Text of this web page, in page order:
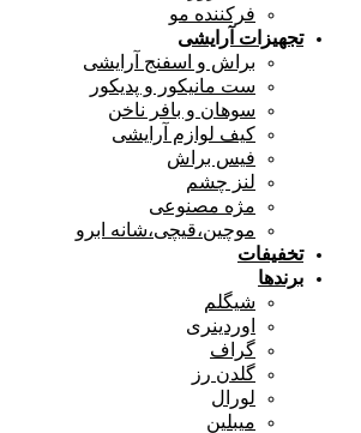
فرکننده مو
تجهیزات آرایشی
براش و اسفنج آرایشی
ست مانیکور و پدیکور
سوهان و بافر ناخن
کیف لوازم آرایشی
فیس براش
لنز چشم
مژه مصنوعی
موچین،قیچی،شانه ابرو
تخفیفات
برندها
شیگلم
اوردینری
گراف
گلدن رز
لورال
میبلین